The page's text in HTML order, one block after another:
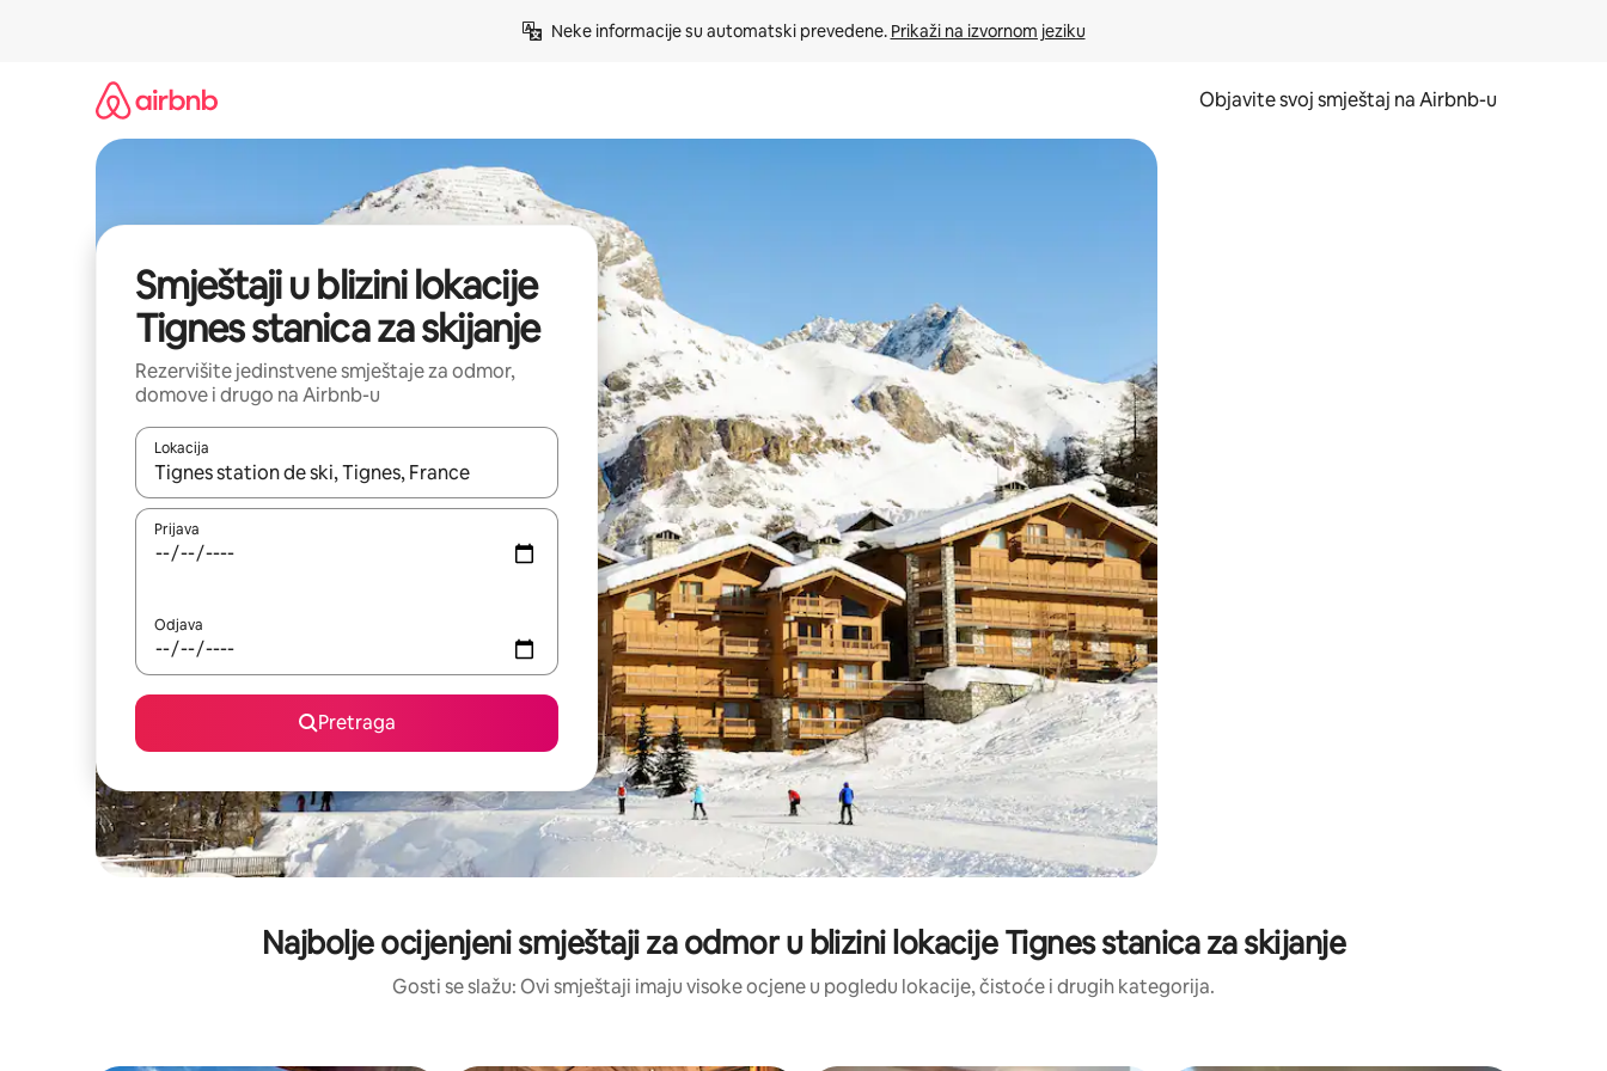
Neke informacije su automatski prevedene. Prikaži na izvornom jeziku
Objavite svoj smještaj na Airbnb-u
Smještaji u blizini lokacije
Tignes stanica za skijanje
Rezervišite jedinstvene smještaje za odmor,
domove i drugo na Airbnb-u
Lokacija
Kad su rezultati dostupni, možete da se krećete kroz njih pomoću strelica nagore i nadolje, kao i da ih istražujte dodirom ili prevlačenjem.
Prijava
Odjava
Pretraga
Najbolje ocijenjeni smještaji za odmor u blizini lokacije Tignes stanica za skijanje
Gosti se slažu: Ovi smještaji imaju visoke ocjene u pogledu lokacije, čistoće i drugih kategorija.